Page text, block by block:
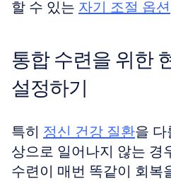
할 수 있는 자기 조절 옵션
통합 수련을 위한
설정하기
특히 정신 건강 질환을 다
상으로 일어나지 않는 경
수련이 매번 똑같이 회복